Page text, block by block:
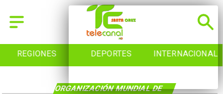
REGIONES DEPORTES INTERNACIONAL
ORGANIZACIÓN MUNDIAL DE